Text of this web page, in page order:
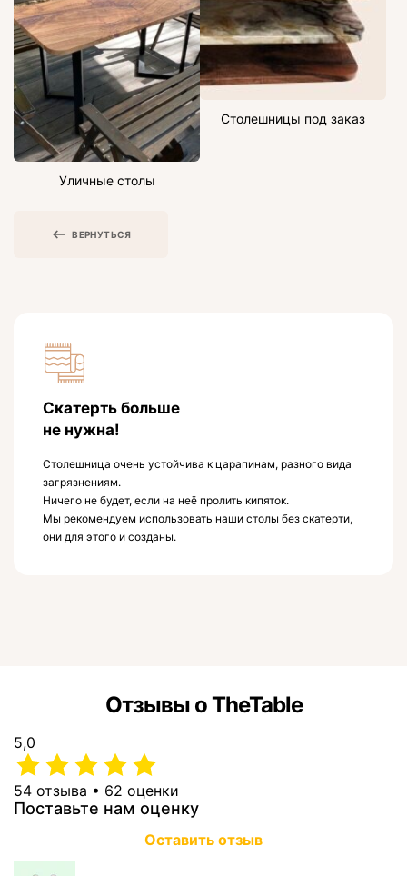
Уличные столы
Столешницы под заказ
ВЕРНУТЬСЯ
Скатерть больше
не нужна!
Столешница очень устойчива к царапинам, разного вида
загрязнениям.
Ничего не будет, если на неё пролить кипяток.
Мы рекомендуем использовать наши столы без скатерти,
они для этого и созданы.
Отзывы о TheTable
5,0
54 отзыва • 62 оценки
Поставьте нам оценку
Оставить отзыв